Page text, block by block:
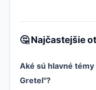
🤔 Najčastejšie
Aké sú hlavné
Gretel"?